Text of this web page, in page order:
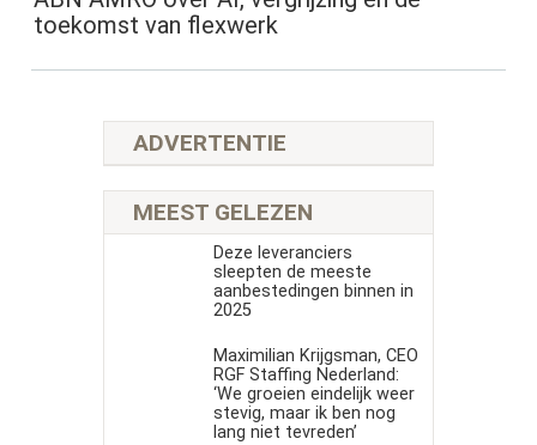
toekomst van flexwerk
ADVERTENTIE
MEEST GELEZEN
Deze leveranciers
sleepten de meeste
aanbestedingen binnen in
2025
Maximilian Krijgsman, CEO
RGF Staffing Nederland:
‘We groeien eindelijk weer
stevig, maar ik ben nog
lang niet tevreden’